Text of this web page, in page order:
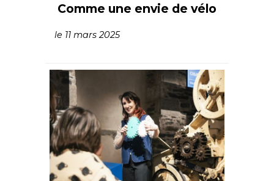
Comme une envie de vélo
le 11 mars 2025